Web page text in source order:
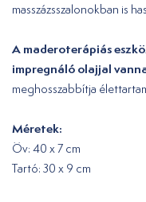
masszázsszalonokban is
A maderoterápiás
impregnáló olajjal
meghosszabbítja
Méretek:
Öv: 40 x 7 cm
Tartó: 30 x 9 cm